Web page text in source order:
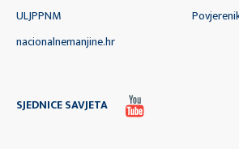
ULJPPNM
nacionalnemanjine.hr
SJEDNICE SAVJETA